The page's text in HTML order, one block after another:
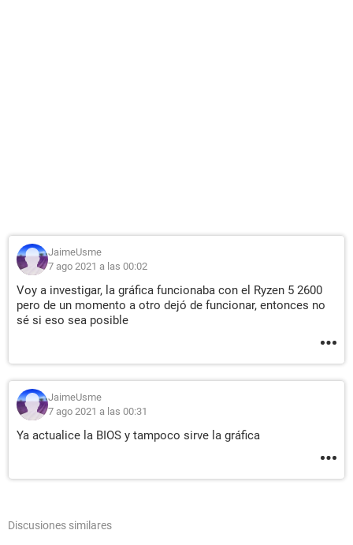
JaimeUsme
7 ago 2021 a las 00:02
Voy a investigar, la gráfica funcionaba con el Ryzen 5 2600
pero de un momento a otro dejó de funcionar, entonces no
sé si eso sea posible
JaimeUsme
7 ago 2021 a las 00:31
Ya actualice la BIOS y tampoco sirve la gráfica
Discusiones similares